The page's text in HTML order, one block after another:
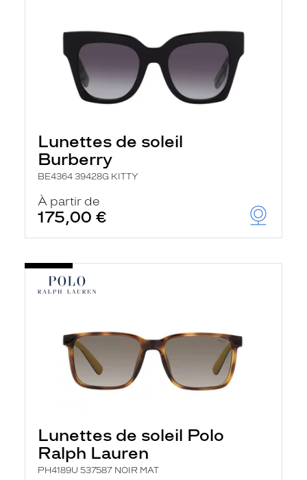
Lunettes de soleil
Burberry
BE4364 39428G KITTY
À partir de
175,00 €
Lunettes de soleil Polo
Ralph Lauren
PH4189U 537587 NOIR MAT